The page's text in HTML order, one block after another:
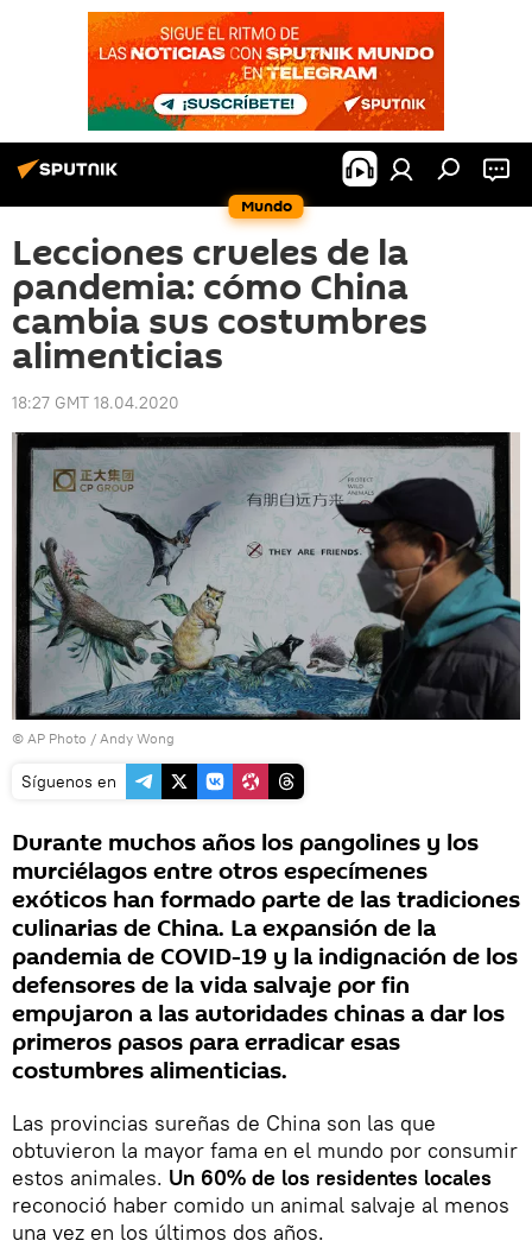
Mundo
Lecciones crueles de la
pandemia: cómo China
cambia sus costumbres
alimenticias
18:27 GMT 18.04.2020
© AP Photo / Andy Wong
Síguenos en
Durante muchos años los pangolines y los
murciélagos entre otros especímenes
exóticos han formado parte de las tradiciones
culinarias de China. La expansión de la
pandemia de COVID-19 y la indignación de los
defensores de la vida salvaje por fin
empujaron a las autoridades chinas a dar los
primeros pasos para erradicar esas
costumbres alimenticias.
Las provincias sureñas de China son las que
obtuvieron la mayor fama en el mundo por consumir
estos animales. Un 60% de los residentes locales
reconoció haber comido un animal salvaje al menos
una vez en los últimos dos años.